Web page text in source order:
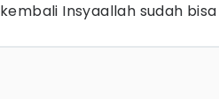
Insyaallah sudah bisa